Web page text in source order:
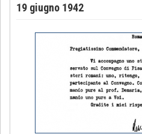
19 giugno 1942